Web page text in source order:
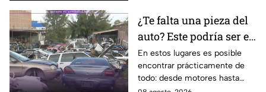
¿Te falta una pieza del
auto? Este podría ser el
lugar ideal para los
automovilistas
En estos lugares es posible
encontrar prácticamente de
todo: desde motores hasta